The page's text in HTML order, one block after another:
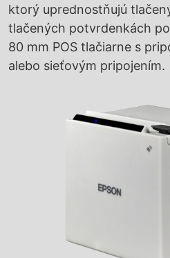
ktorý uprednostňujú
tlačených potvrdenkách
80 mm POS tlačiarne s
alebo sieťovým pripojením.